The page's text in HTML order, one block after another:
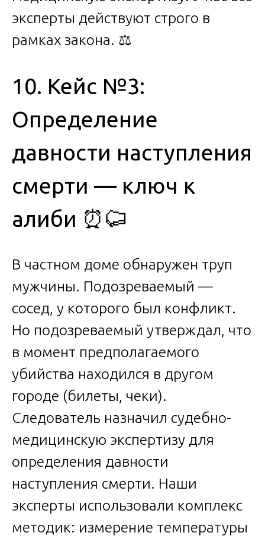
эксперты действуют строго в
рамках закона. ⚖️
10. Кейс №3:
Определение
давности наступления
смерти — ключ к
алиби ⏰⚰️
В частном доме обнаружен труп
мужчины. Подозреваемый —
сосед, у которого был конфликт.
Но подозреваемый утверждал, что
в момент предполагаемого
убийства находился в другом
городе (билеты, чеки).
Следователь назначил судебно-
медицинскую экспертизу для
определения давности
наступления смерти. Наши
эксперты использовали комплекс
методик: измерение температуры